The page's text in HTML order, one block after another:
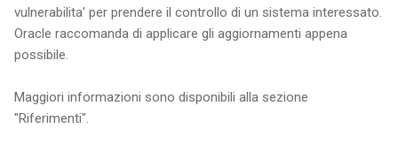
vulnerabilita' per prendere il controllo di un sistema interessato.
Oracle raccomanda di applicare gli aggiornamenti appena
possibile.
Maggiori informazioni sono disponibili alla sezione
"Riferimenti".